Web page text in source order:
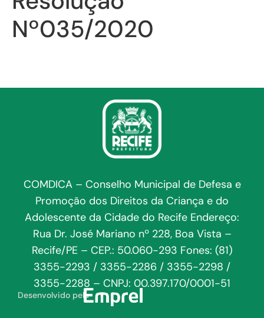
Nº035/2020
COMDICA – Conselho Municipal de Defesa e
Promoção dos Direitos da Criança e do
Adolescente da Cidade do Recife Endereço:
Rua Dr. José Mariano nº 228, Boa Vista –
Recife/PE – CEP.: 50.060-293 Fones: (81)
3355-2293 / 3355-2286 / 3355-2298 /
3355-2288 – CNPJ: 00.397.170/0001-51
Desenvolvido pela